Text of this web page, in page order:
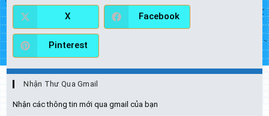
X Facebook
Pinterest
Nhận Thư Qua Gmail
Nhận các thông tin mới qua gmail của bạn